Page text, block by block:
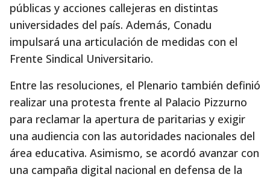
públicas y acciones callejeras en distintas
universidades del país. Además, Conadu
impulsará una articulación de medidas con el
Frente Sindical Universitario.
Entre las resoluciones, el Plenario también definió
realizar una protesta frente al Palacio Pizzurno
para reclamar la apertura de paritarias y exigir
una audiencia con las autoridades nacionales del
área educativa. Asimismo, se acordó avanzar con
una campaña digital nacional en defensa de la